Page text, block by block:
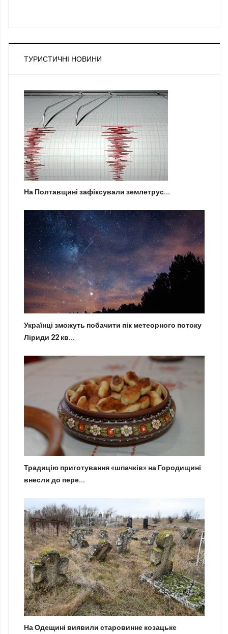
ТУРИСТИЧНІ НОВИНИ
На Полтавщині зафіксували землетрус...
Українці зможуть побачити пік метеорного потоку
Ліриди 22 кв...
Традицію приготування «шпачків» на Городищині
внесли до пере...
На Одещині виявили старовинне козацьке